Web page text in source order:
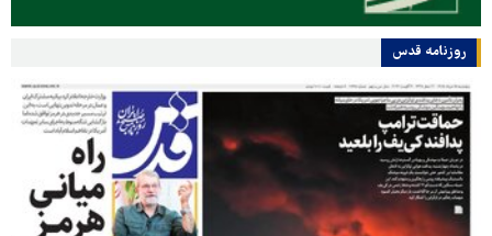
روزنامه قدس